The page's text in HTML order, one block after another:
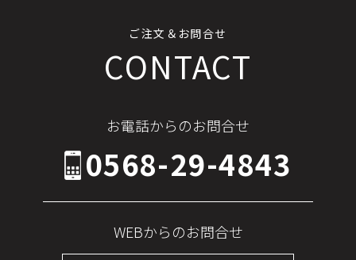
ご注文＆お問合せ
CONTACT
お電話からのお問合せ
0568-29-4843
WEBからのお問合せ